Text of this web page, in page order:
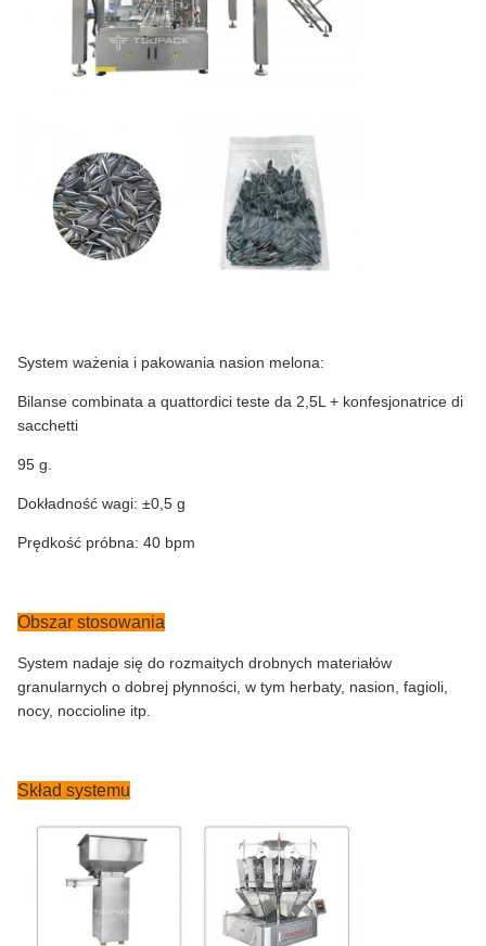
System ważenia i pakowania nasion melona:
Bilanse combinata a quattordici teste da 2,5L + konfesjonatrice di
sacchetti
95 g.
Dokładność wagi: ±0,5 g
Prędkość próbna: 40 bpm
Obszar stosowania
System nadaje się do rozmaitych drobnych materiałów
granularnych o dobrej płynności, w tym herbaty, nasion, fagioli,
nocy, noccioline itp.
Skład systemu